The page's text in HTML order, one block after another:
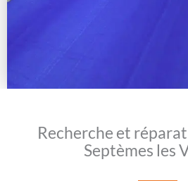
Recherche et
Septèmes les